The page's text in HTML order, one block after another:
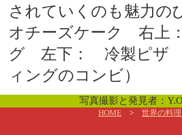
されていくのも魅力の
オチーズケーク 右上
グ 左下： 冷製ピザ
ィングのコンビ）
写真撮影と発見者：
HOME > 世界の料